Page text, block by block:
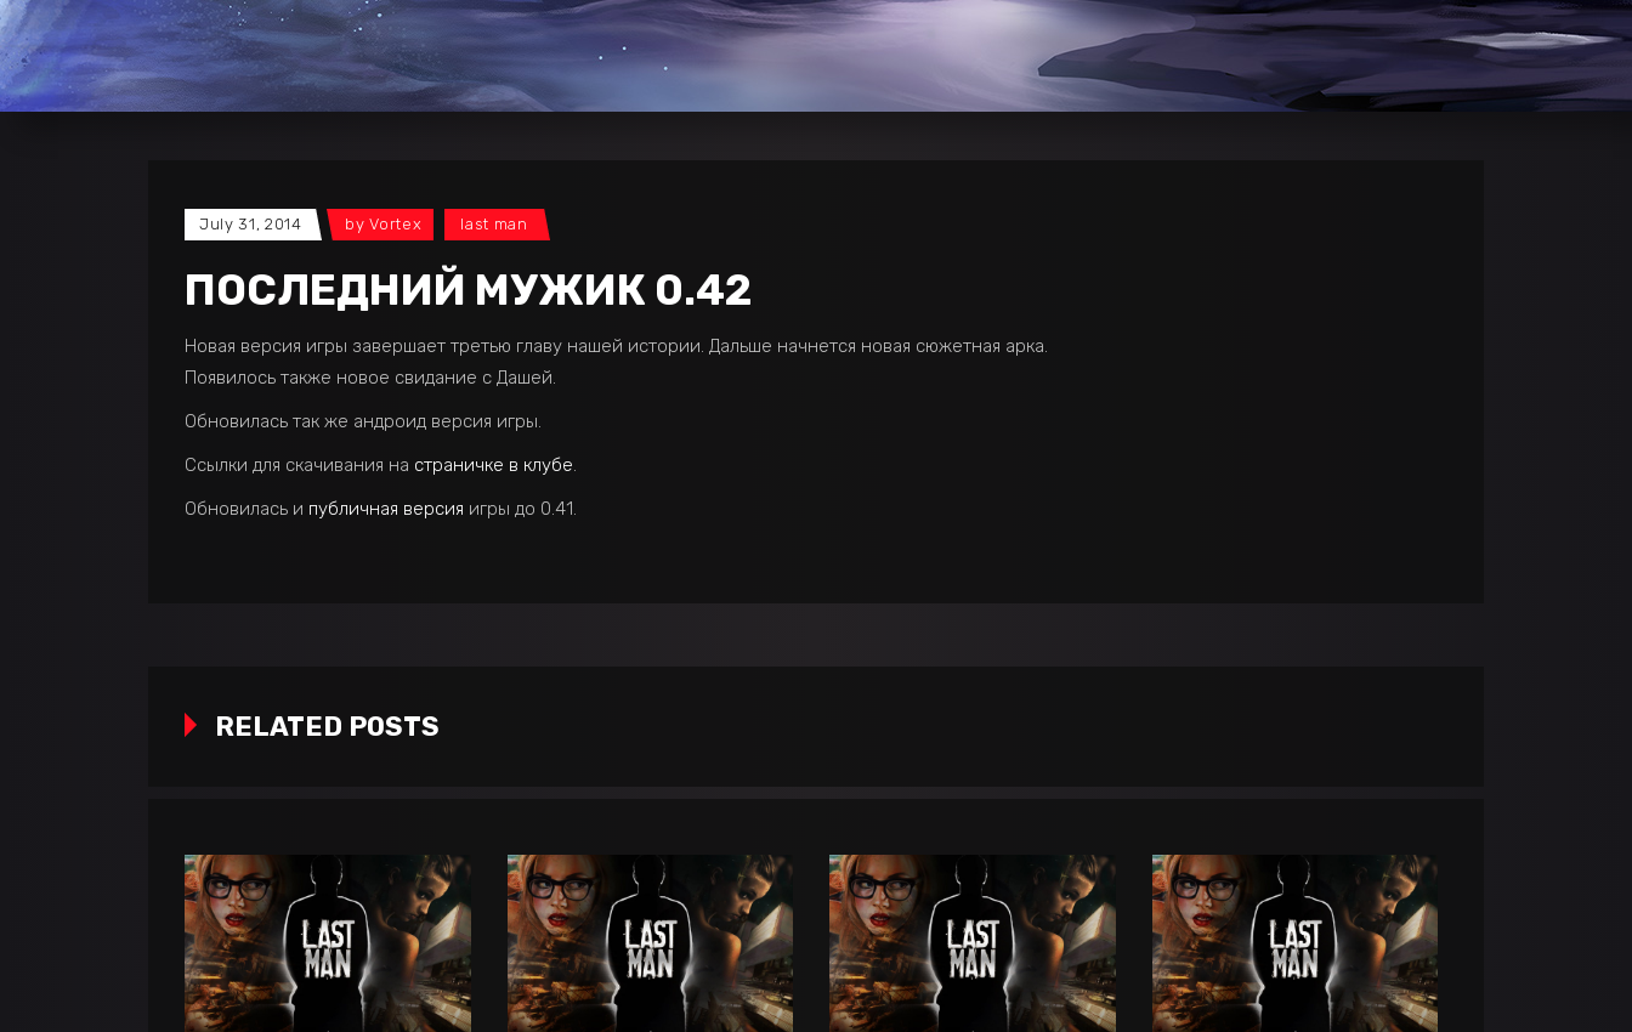
July 31, 2014 byVortex last man
ПОСЛЕДНИЙ МУЖИК 0.42
Новая версия игры завершает третью главу нашей истории. Дальше начнется новая сюжетная арка.
Появилось также новое свидание с Дашей.
Обновилась так же андроид версия игры.
Ссылки для скачивания на страничке в клубе.
Обновилась и публичная версия игры до 0.41.
RELATED POSTS